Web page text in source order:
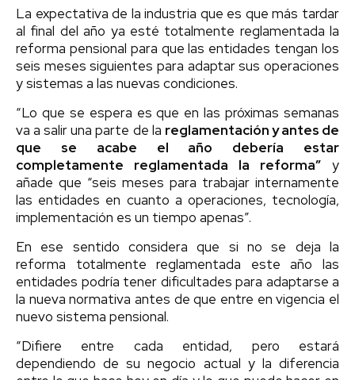
La expectativa de la industria que es que más tardar
al final del año ya esté totalmente reglamentada la
reforma pensional para que las entidades tengan los
seis meses siguientes para adaptar sus operaciones
y sistemas a las nuevas condiciones.
“Lo que se espera es que en las próximas semanas
va a salir una parte de la reglamentación y antes de
que se acabe el año debería estar
completamente reglamentada la reforma” y
añade que “seis meses para trabajar internamente
las entidades en cuanto a operaciones, tecnología,
implementación es un tiempo apenas”.
En ese sentido considera que si no se deja la
reforma totalmente reglamentada este año las
entidades podría tener dificultades para adaptarse a
la nueva normativa antes de que entre en vigencia el
nuevo sistema pensional.
“Difiere entre cada entidad, pero estará
dependiendo de su negocio actual y la diferencia